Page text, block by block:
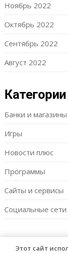
Ноябрь 2022
Октябрь 2022
Сентябрь 2022
Август 2022
Категории
Банки и магазины
Игры
Новости плюс
Программы
Сайты и сервисы
Социальные сети
Этот сайт